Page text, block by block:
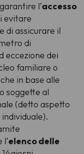
l’accesso
evitare
di assicurare il
di
eccezione dei
familiare o
in base alle
soggette al
(detto aspetto
elenco delle